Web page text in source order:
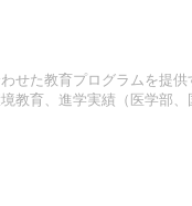
せた教育プログラムを提
教育、進学実績（医学部